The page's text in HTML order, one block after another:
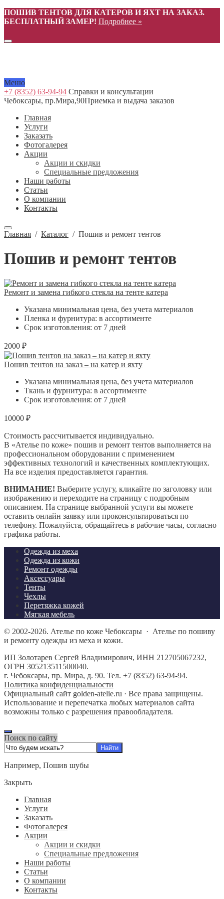
ПОШИВ ТЕНТОВ ДЛЯ КАТЕРОВ И ЯХТ НА ЗАКАЗ.
БЕСПЛАТНЫЙ ЗАМЕР! Подробнее »
Меню
+7 (8352) 63-94-94 Справки и консультации
Чебоксары, пр.Мира,90Приемка и выдача заказов
Главная
Услуги
Заказать
Фотогалерея
Акции
Акции и скидки
Специальные предложения
Наши работы
Статьи
О компании
Контакты
Главная / Каталог / Пошив и ремонт тентов
Пошив и ремонт тентов
Ремонт и замена гибкого стекла на тенте катера
Указана минимальная цена, без учета материалов
Пленка и фурнитура: в ассортименте
Срок изготовления: от 7 дней
2000 ₽
Пошив тентов на заказ – на катер и яхту
Указана минимальная цена, без учета материалов
Ткань и фурнитура: в ассортименте
Срок изготовления: от 7 дней
10000 ₽
Стоимость рассчитывается индивидуально.
В «Ателье по коже» пошив и ремонт тентов выполняется на
профессиональном оборудовании с применением
эффективных технологий и качественных комплектующих.
На все изделия предоставляется гарантия.
ВНИМАНИЕ! Выберите услугу, кликайте по заголовку или
изображению и переходите на страницу с подробным
описанием. На странице выбранной услуги вы можете
оставить онлайн заявку или проконсультироваться по
телефону. Пожалуйста, обращайтесь в рабочие часы, согласно
графика работы.
Одежда из меха
Одежда из кожи
Ремонт одежды
Аксессуары
Тенты
Чехлы
Перетяжка кожей
Мягкая мебель
© 2002-2026. Ателье по коже Чебоксары · Ателье по пошиву
и ремонту одежды из меха и кожи.
ИП Золотарев Сергей Владимирович, ИНН 212705067232,
ОГРН 305213511500040.
г. Чебоксары, пр. Мира, д. 90. Тел. +7 (8352) 63-94-94.
Политика конфиденциальности
Официальный сайт golden-atelie.ru · Все права защищены.
Использование и перепечатка любых материалов сайта
возможны только с разрешения правообладателя.
Поиск по сайту
Например, Пошив шубы
Закрыть
Главная
Услуги
Заказать
Фотогалерея
Акции
Акции и скидки
Специальные предложения
Наши работы
Статьи
О компании
Контакты